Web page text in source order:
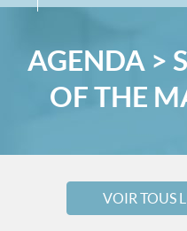
AGENDA >
OF THE
VOIR TOUS